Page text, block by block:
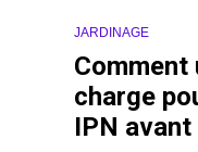
20 Minutes
JARDINAGE
Comment
charge
IPN